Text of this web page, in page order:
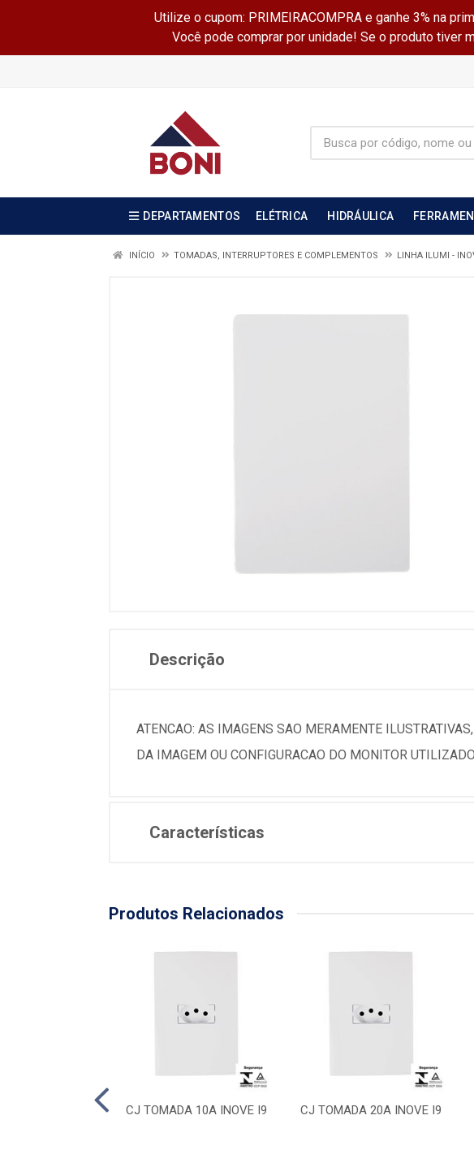
Utilize o cupom: PRIMEIRACOMPRA e ganhe 3% na
Você pode comprar por unidade! Se o produto tiver
DEPARTAMENTOS ELÉTRICA HIDRÁULICA
INÍCIO TOMADAS, INTERRUPTORES E COMPLEMENTOS LINHA ILUMI -
Descrição
ATENCAO: AS IMAGENS SAO MERAMENTE
DA IMAGEM OU CONFIGURACAO DO MONITOR
Características
Produtos Relacionados
CJ TOMADA 10A INOVE I9 CJ TOMADA 20A INOVE I9